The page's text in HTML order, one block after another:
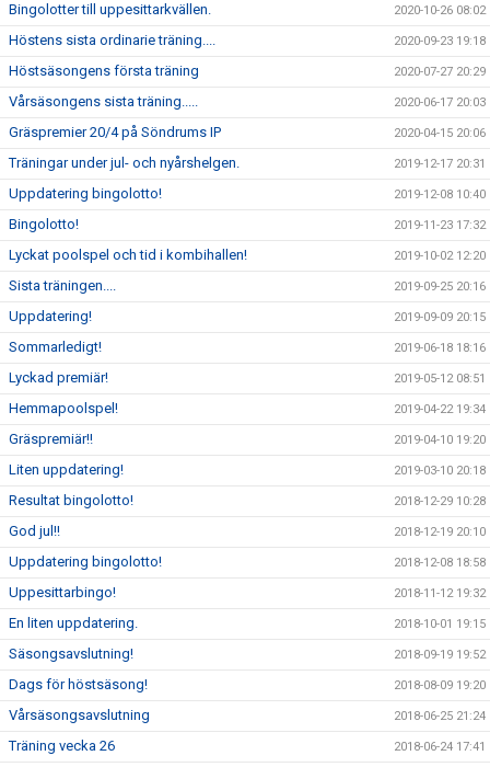
Bingolotter till uppesittarkvällen. 2020-10-26 08:02
Höstens sista ordinarie träning.... 2020-09-23 19:18
Höstsäsongens första träning 2020-07-27 20:29
Vårsäsongens sista träning..... 2020-06-17 20:03
Gräspremier 20/4 på Söndrums IP 2020-04-15 20:06
Träningar under jul- och nyårshelgen. 2019-12-17 20:31
Uppdatering bingolotto! 2019-12-08 10:40
Bingolotto! 2019-11-23 17:32
Lyckat poolspel och tid i kombihallen! 2019-10-02 12:20
Sista träningen.... 2019-09-25 20:16
Uppdatering! 2019-09-09 20:15
Sommarledigt! 2019-06-18 18:16
Lyckad premiär! 2019-05-12 08:51
Hemmapoolspel! 2019-04-22 19:34
Gräspremiär!! 2019-04-10 19:20
Liten uppdatering! 2019-03-10 20:18
Resultat bingolotto! 2018-12-29 10:28
God jul!! 2018-12-19 20:10
Uppdatering bingolotto! 2018-12-08 18:58
Uppesittarbingo! 2018-11-12 19:32
En liten uppdatering. 2018-10-01 19:15
Säsongsavslutning! 2018-09-19 19:52
Dags för höstsäsong! 2018-08-09 19:20
Vårsäsongsavslutning 2018-06-25 21:24
Träning vecka 26 2018-06-24 17:41